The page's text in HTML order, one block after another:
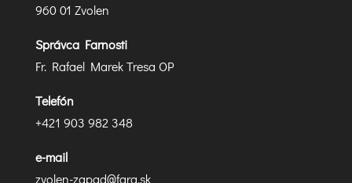
960 01 Zvolen
Správca Farnosti
Fr. Rafael Marek Tresa OP
Telefón
+421 903 982 348
e-mail
zvolen-zapad@fara.sk